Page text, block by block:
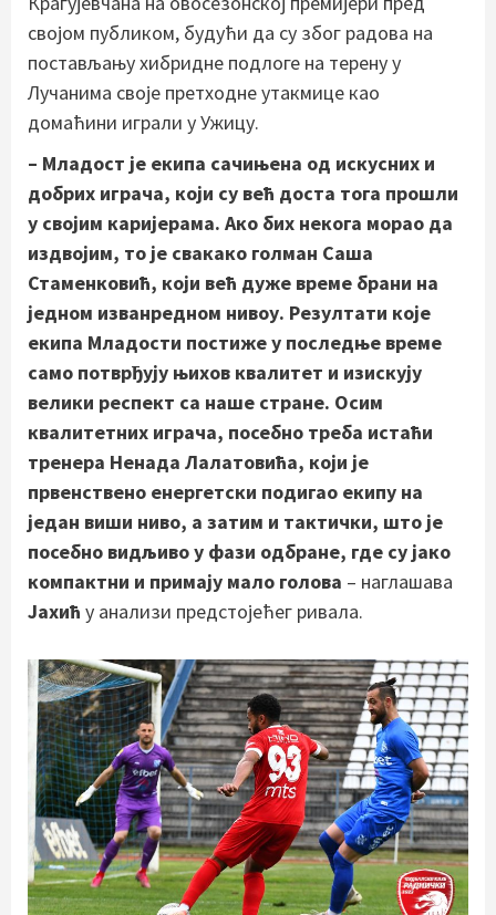
својом публиком, будући да су због радова на
постављању хибридне подлоге на терену у
Лучанима своје претходне утакмице као
домаћини играли у Ужицу.
– Младост је екипа сачињена од искусних и
добрих играча, који су већ доста тога прошли
у својим каријерама. Ако бих некога морао да
издвојим, то је свакако голман Саша
Стаменковић, који већ дуже време брани на
једном изванредном нивоу. Резултати које
екипа Младости постиже у последње време
само потврђују њихов квалитет и изискују
велики респект са наше стране. Осим
квалитетних играча, посебно треба истаћи
тренера Ненада Лалатовића, који је
првенствено енергетски подигао екипу на
један виши ниво, а затим и тактички, што је
посебно видљиво у фази одбране, где су јако
компактни и примају мало голова – наглашава
Јахић у анализи предстојећег ривала.